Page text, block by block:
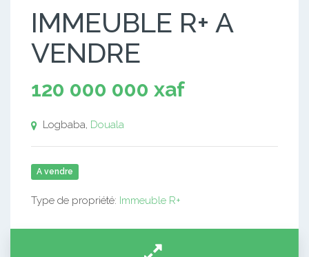
IMMEUBLE R+ A
VENDRE
120 000 000 xaf
Logbaba, Douala
A vendre
Type de propriété: Immeuble R+